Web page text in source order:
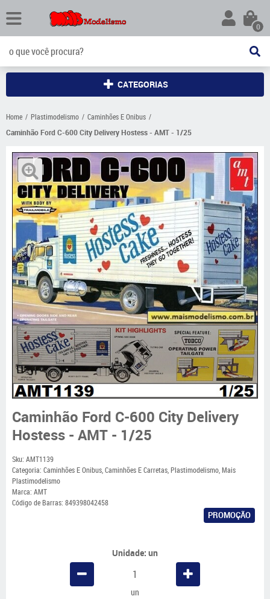
0
CATEGORIAS
Home Plastimodelismo
Caminhões E Onibus
Caminhão Ford C-600 City Delivery Hostess - AMT - 1/25
Caminhão Ford C-600 City Delivery
Hostess - AMT - 1/25
Sku: AMT1139
Categoria: Caminhões E Onibus,Caminhões E Carretas,Plastimodelismo,Mais
Plastimodelismo
Marca: AMT
Código de Barras: 849398042458
PROMOÇÃO
Unidade: un
un